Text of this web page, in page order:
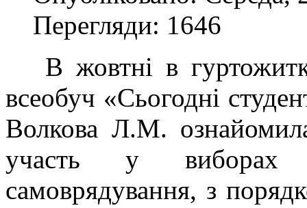
Перегляди: 1646
В жовтні в
всеобуч «Сьогодні
Волкова Л.М.
участь у виборах
самоврядування, з